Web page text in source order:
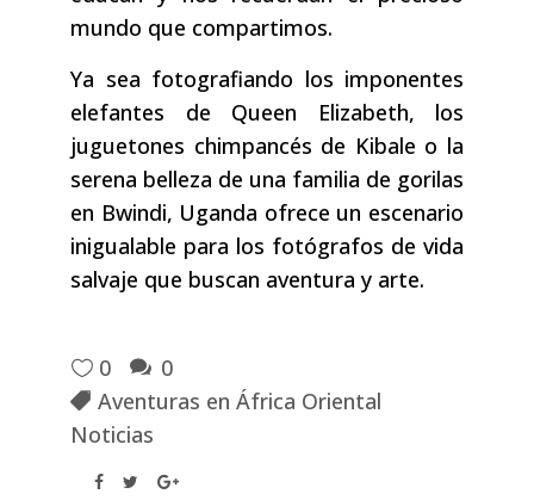
mundo que compartimos.
Ya sea fotografiando los imponentes
elefantes de Queen Elizabeth, los
juguetones chimpancés de Kibale o la
serena belleza de una familia de gorilas
en Bwindi, Uganda ofrece un escenario
inigualable para los fotógrafos de vida
salvaje que buscan aventura y arte.
0
0
Aventuras en África Oriental
Noticias